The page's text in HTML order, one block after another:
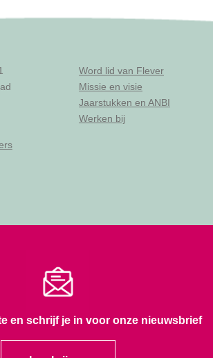
Word lid van Flever
Missie en visie
Jaarstukken en ANBI
Werken bij
en schrijf je in voor onze nieuwsbrief